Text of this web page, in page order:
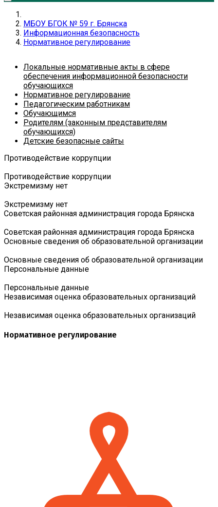
МБОУ БГОК № 59 г. Брянска
Информационная безопасность
Нормативное регулирование
Локальные нормативные акты в сфере
обеспечения информационной безопасности
обучающихся
Нормативное регулирование
Педагогическим работникам
Обучающимся
Родителям (законным представителям
обучающихся)
Детские безопасные сайты
Противодействие коррупции
Противодействие коррупции
Экстремизму нет
Экстремизму нет
Советская районная администрация города Брянска
Советская районная администрация города Брянска
Основные сведения об образовательной организации
Основные сведения об образовательной организации
Персональные данные
Персональные данные
Независимая оценка образовательных организаций
Независимая оценка образовательных организаций
Нормативное регулирование